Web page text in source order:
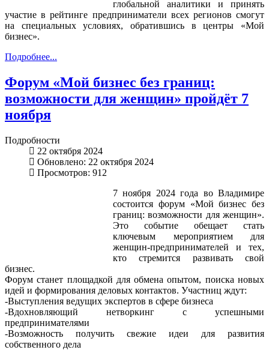
глобальной аналитики и принять
участие в рейтинге предприниматели всех регионов смогут
на специальных условиях, обратившись в центры «Мой
бизнес».
Подробнее...
Форум «Мой бизнес без границ:
возможности для женщин» пройдёт 7
ноября
Подробности
22 октября 2024
Обновлено: 22 октября 2024
Просмотров: 912
7 ноября 2024 года во Владимире
состоится форум «Мой бизнес без
границ: возможности для женщин».
Это событие обещает стать
ключевым мероприятием для
женщин-предпринимателей и тех,
кто стремится развивать свой
бизнес.
Форум станет площадкой для обмена опытом, поиска новых
идей и формирования деловых контактов. Участниц ждут:
-Выступления ведущих экспертов в сфере бизнеса
-Вдохновляющий нетворкинг с успешными
предпринимателями
-Возможность получить свежие идеи для развития
собственного дела